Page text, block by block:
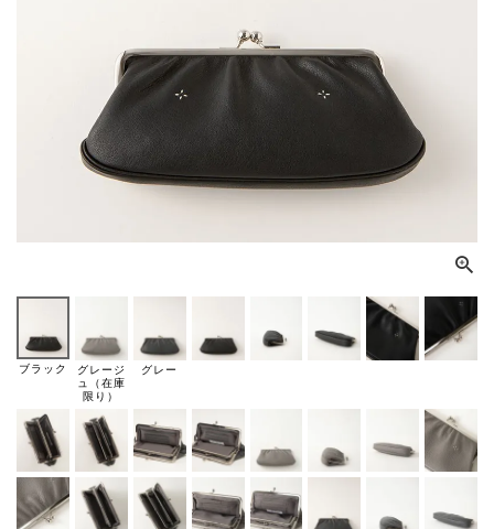
ブラック
グレージ
ュ（在庫
限り）
グレー